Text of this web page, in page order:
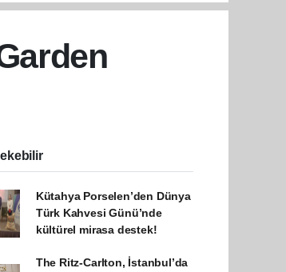
Kütahya Porselen’den Dünya
Türk Kahvesi Günü’nde
kültürel mirasa destek!
The Ritz-Carlton, İstanbul’da